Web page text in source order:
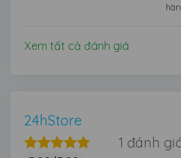
Xem tất cả đánh giá
24hStore
1 đánh